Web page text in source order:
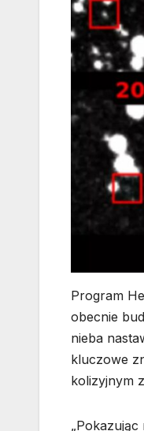
Program
obecnie
nieba
kluczowe
kolizyjnym